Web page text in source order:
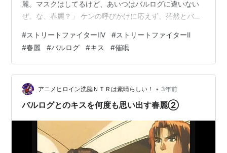
麗。マスクはしてるけど、あいつはバルログに違いない
ぜ。な、春麗？」 ケンの呼びかけに応えず、茫然とバル
ろ春麗！」 春麗はケンの言葉が全く耳に入らないほど、
バルログに夢中になっていた。
#ストリートファイターⅡV #ストリートファイターⅡ
#春麗 #バルログ #キス #催眠
アニメヒロイン洗脳ＮＴＲは素晴らしい！ • 3年前
バルログとのキスを何度も思い出す春麗②